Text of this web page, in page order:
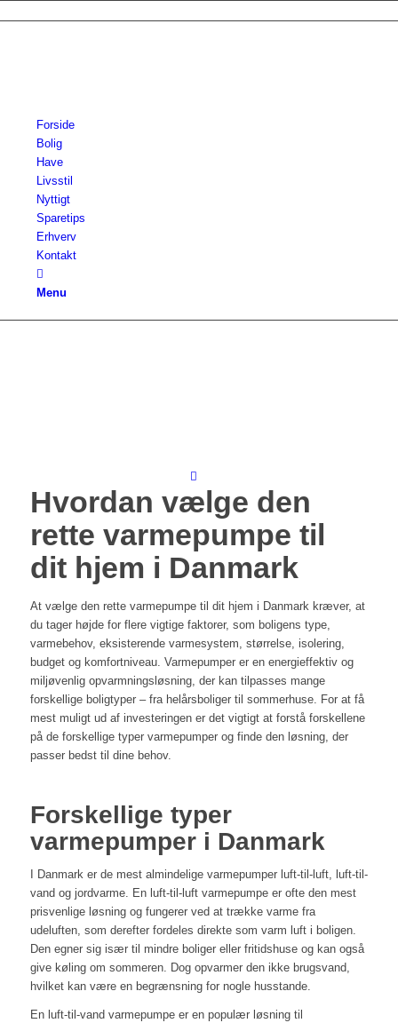
Forside
Bolig
Have
Livsstil
Nyttigt
Sparetips
Erhverv
Kontakt
Menu
Hvordan vælge den
rette varmepumpe til
dit hjem i Danmark
At vælge den rette varmepumpe til dit hjem i Danmark kræver, at
du tager højde for flere vigtige faktorer, som boligens type,
varmebehov, eksisterende varmesystem, størrelse, isolering,
budget og komfortniveau. Varmepumper er en energieffektiv og
miljøvenlig opvarmningsløsning, der kan tilpasses mange
forskellige boligtyper – fra helårsboliger til sommerhuse. For at få
mest muligt ud af investeringen er det vigtigt at forstå forskellene
på de forskellige typer varmepumper og finde den løsning, der
passer bedst til dine behov.
Forskellige typer
varmepumper i Danmark
I Danmark er de mest almindelige varmepumper luft-til-luft, luft-til-
vand og jordvarme. En luft-til-luft varmepumpe er ofte den mest
prisvenlige løsning og fungerer ved at trække varme fra
udeluften, som derefter fordeles direkte som varm luft i boligen.
Den egner sig især til mindre boliger eller fritidshuse og kan også
give køling om sommeren. Dog opvarmer den ikke brugsvand,
hvilket kan være en begrænsning for nogle husstande.
En luft-til-vand varmepumpe er en populær løsning til